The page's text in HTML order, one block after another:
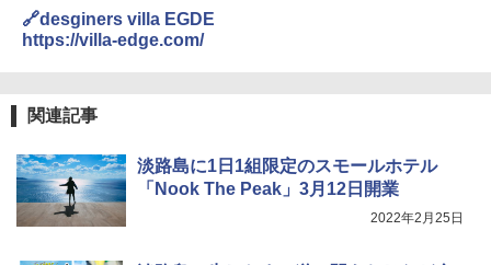
秒）射程5～10m 安全ロック搭載 携帯収納袋
付き ヒグマ・イノシシ対策 自治体・教育機
関の購入実績 登山・キャンプ・アウトドア・
Across やわらか保冷剤 日本製 固まらない 1
🔗desginers villa EGDE
https://villa-edge.com/
関連記事
淡路島に1日1組限定のスモールホテル
「Nook The Peak」3月12日開業
2022年2月25日